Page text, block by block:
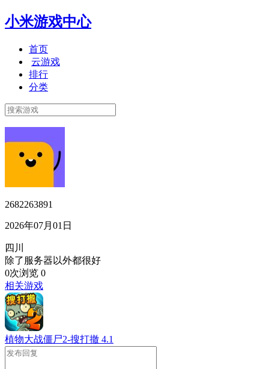
小米游戏中心
首页
云游戏
排行
分类
2682263891
2026年07月01日
四川
除了服务器以外都很好
0次浏览 0
相关游戏
植物大战僵尸2-搜打撤 4.1